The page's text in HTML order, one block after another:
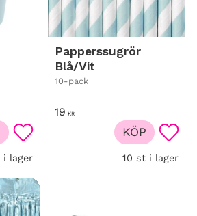
Lägg till i favoriter
i lager
Papperssugrör
Blå/Vit
10-pack
19 KR
10 st i lager
KÖP